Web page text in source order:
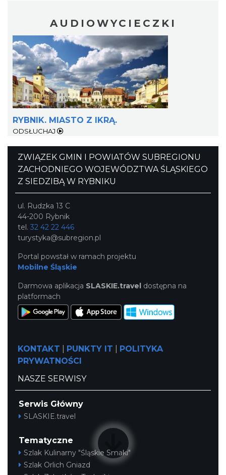
AUDIOWYCIECZKI
RYBNIK. MIASTO Z IKRĄ.
ODSŁUCHAJ
ZWIĄZEK GMIN I POWIATÓW SUBREGIONU
ZACHODNIEGO WOJEWÓDZTWA ŚLĄSKIEGO
Z SIEDZIBĄ W RYBNIKU
ul. Rudzka 13 C
44-200 Rybnik
tel. 32 42 22 446
turystyka@subregion.pl
Portal powstał w ramach projektu
Mobilne Śląskie
Darmowa aplikacja SLASKIE.travel dostępna na
platformach
KONTAKT PUNKTY IT
POLITYKA
PRYWATNOŚCI
NASZE SERWISY
Serwis Główny
SLASKIE.travel
Tematyczne
Szlak Kulinarny "Śląskie Smaki"
Szlak Orlich Gniazd